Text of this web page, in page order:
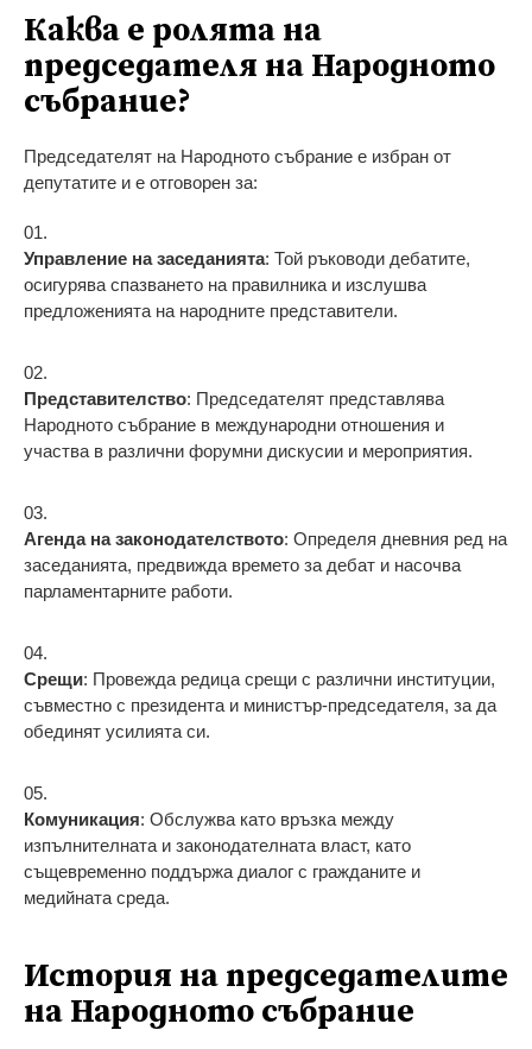
Каква е ролята на
председателя на Народното
събрание?
Председателят на Народното събрание е избран от
депутатите и е отговорен за:
Управление на заседанията: Той ръководи дебатите,
осигурява спазването на правилника и изслушва
предложенията на народните представители.
Представителство: Председателят представлява
Народното събрание в международни отношения и
участва в различни форумни дискусии и мероприятия.
Агенда на законодателството: Определя дневния ред на
заседанията, предвижда времето за дебат и насочва
парламентарните работи.
Срещи: Провежда редица срещи с различни институции,
съвместно с президента и министър-председателя, за да
обединят усилията си.
Комуникация: Обслужва като връзка между
изпълнителната и законодателната власт, като
същевременно поддържа диалог с гражданите и
медийната среда.
История на председателите
на Народното събрание